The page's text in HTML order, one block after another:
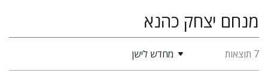
מנחם יצחק כהנא
7 תוצאות מחדש לישן